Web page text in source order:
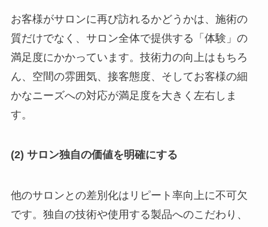
お客様がサロンに再び訪れるかどうかは、施術の
質だけでなく、サロン全体で提供する「体験」の
満足度にかかっています。技術力の向上はもちろ
ん、空間の雰囲気、接客態度、そしてお客様の細
かなニーズへの対応が満足度を大きく左右しま
す。
(2) サロン独自の価値を明確にする
他のサロンとの差別化はリピート率向上に不可欠
です。独自の技術や使用する製品へのこだわり、